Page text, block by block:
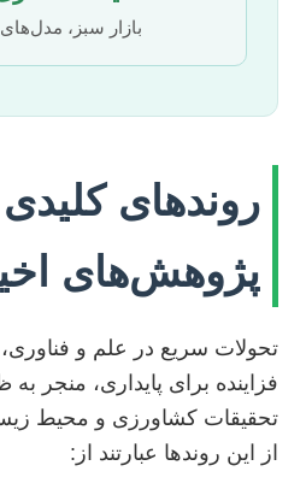
بازار سبز،
روندهای کلیدی
پژوهش‌های
تحولات سریع در علم و فناوری،
فزاینده برای پایداری، منجر
تحقیقات کشاورزی و محیط
از این روندها عبارتند از: